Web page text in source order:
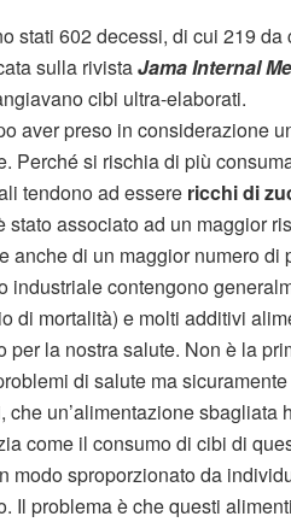
stati 602 decessi, di cui 219 da
sulla rivistaJama Internal
cibi ultra-elaborati.
aver preso in considerazione
Perché si rischia di più
tendono ad essere ricchi di
stato associato ad un maggior
anche di un maggior numero di
industriale contengono
di mortalità) e molti additivi
per la nostra salute. Non è la
di salute ma
un’alimentazione sbagliata
come il consumo di cibi di
modo sproporzionato da
Il problema è che questi